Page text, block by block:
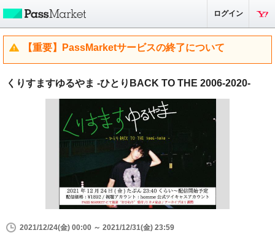
ログイン
【重要】PassMarketサービスの終了について
くりすますゆるやま -ひとりBACK TO THE 2006-2020-
2021/12/24(金) 00:00 ～ 2021/12/31(金) 23:59